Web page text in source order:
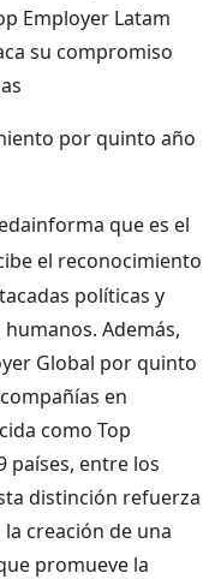
Employer Latam
su compromiso
por quinto año
que es el
el reconocimiento
políticas y
Además,
Global por quinto
en
como Top
países, entre los
distinción refuerza
creación de una
promueve la